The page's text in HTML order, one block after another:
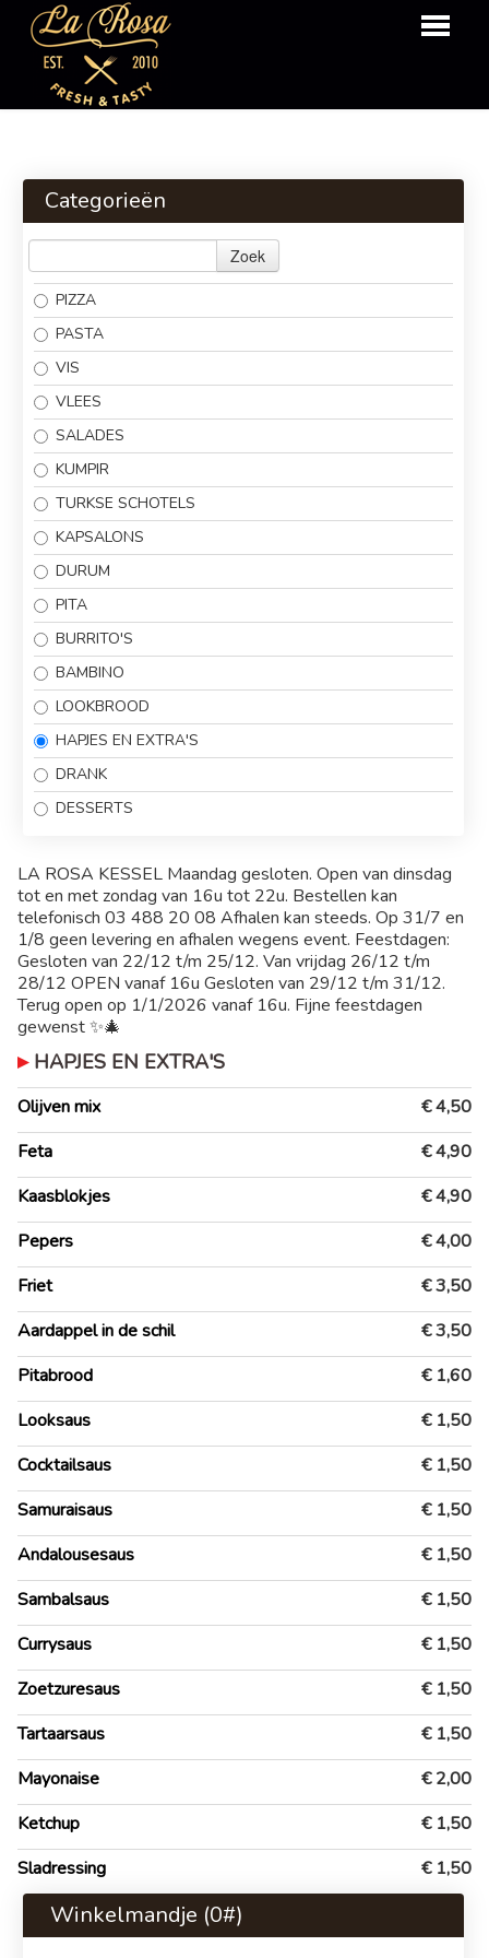
OVER ONS
BESTELLEN
MENU
LOGIN
CONTACT
Categorieën
Zoek
PIZZA
PASTA
VIS
VLEES
SALADES
KUMPIR
TURKSE SCHOTELS
KAPSALONS
DURUM
PITA
BURRITO'S
BAMBINO
LOOKBROOD
HAPJES EN EXTRA'S
DRANK
DESSERTS
LA ROSA KESSEL Maandag gesloten. Open van dinsdag
tot en met zondag van 16u tot 22u. Bestellen kan
telefonisch 03 488 20 08 Afhalen kan steeds. Op 31/7 en
1/8 geen levering en afhalen wegens event. Feestdagen:
Gesloten van 22/12 t/m 25/12. Van vrijdag 26/12 t/m
28/12 OPEN vanaf 16u Gesloten van 29/12 t/m 31/12.
Terug open op 1/1/2026 vanaf 16u. Fijne feestdagen
gewenst ✨🎄
HAPJES EN EXTRA'S
Olijven mix
€ 4,50
Feta
€ 4,90
Kaasblokjes
€ 4,90
Pepers
€ 4,00
Friet
€ 3,50
Aardappel in de schil
€ 3,50
Pitabrood
€ 1,60
Looksaus
€ 1,50
Cocktailsaus
€ 1,50
Samuraisaus
€ 1,50
Andalousesaus
€ 1,50
Sambalsaus
€ 1,50
Currysaus
€ 1,50
Zoetzuresaus
€ 1,50
Tartaarsaus
€ 1,50
Mayonaise
€ 2,00
Ketchup
€ 1,50
Sladressing
€ 1,50
Winkelmandje (0#)